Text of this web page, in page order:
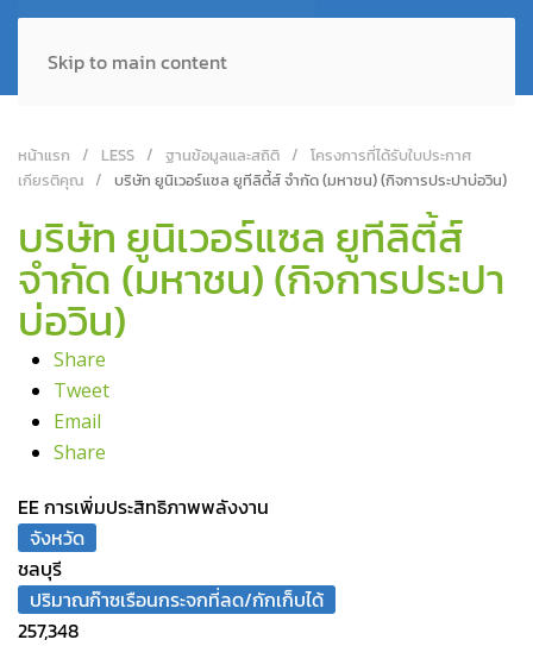
Skip to main content
หน้าแรก LESS ฐานข้อมูลและสถิติ
โครงการที่ได้รับใบประกาศ
เกียรติคุณ
บริษัท ยูนิเวอร์แซล ยูทีลิตี้ส์ จำกัด (มหาชน) (กิจการประปาบ่อวิน)
บริษัท ยูนิเวอร์แซล ยูทีลิตี้ส์
จำกัด (มหาชน) (กิจการประปา
บ่อวิน)
Share
Tweet
Email
Share
EE การเพิ่มประสิทธิภาพพลังงาน
จังหวัด
ชลบุรี
ปริมาณก๊าซเรือนกระจกที่ลด/กักเก็บได้
257,348